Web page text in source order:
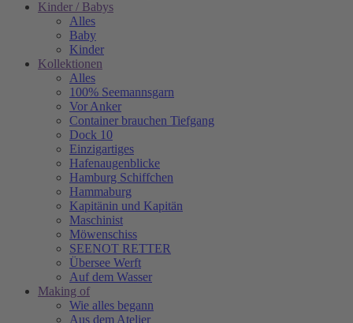
Kinder / Babys
Alles
Baby
Kinder
Kollektionen
Alles
100% Seemannsgarn
Vor Anker
Container brauchen Tiefgang
Dock 10
Einzigartiges
Hafenaugen­blicke
Hamburg Schiffchen
Hammaburg
Kapitänin und Kapitän
Maschinist
Möwenschiss
SEENOT RETTER
Übersee Werft
Auf dem Wasser
Making of
Wie alles begann
Aus dem Atelier